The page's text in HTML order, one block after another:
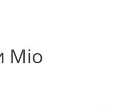
Mio